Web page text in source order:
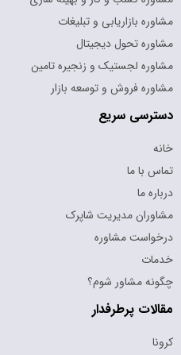
مشاوره بازاریابی و تبلیغات
مشاوره تحول دیجیتال
مشاوره لجستیک و زنجیره تامین
مشاوره فروش و توسعه بازار
دسترسی سریع
خانه
تماس با ما
درباره ما
مشاوران مدیریت شاپرک
درخواست مشاوره
خدمات
چگونه مشاور شوم؟
مقالات پرطرفدار
کرونا